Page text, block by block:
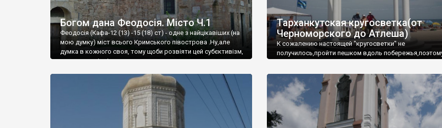
Богом дана Феодосія. Місто Ч.1
Феодосія (Кафа-12 (13) -15 (18) ст) - одне з найцікавіших (на
мою думку) міст всього Кримського півострова .Ну,але
думка в кожного своя, тому щоби розвіяти цей субєктивізм,
запрошую відвідати це
Тарханкутская кругосветка(от
Черноморского до Атлеша)
К сожалению настоящей "кругосветки" не
получилось,пройти пешком вдоль